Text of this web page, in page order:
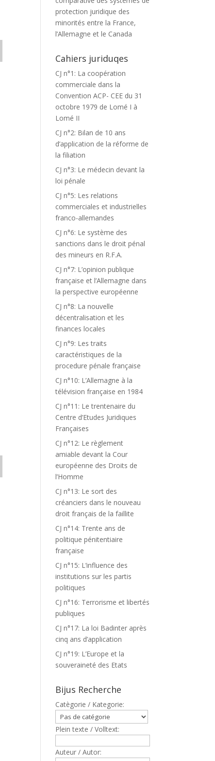
protection juridique des
minorités entre la France,
l’Allemagne et le Canada
Cahiers juriduqes
CJ n°1: La coopération
commerciale dans la
Convention ACP- CEE du 31
octobre 1979 de Lomé I à
Lomé II
CJ n°2: Bilan de 10 ans
d’application de la réforme de
la filiation
CJ n°3: Le médecin devant la
loi pénale
CJ n°5: Les relations
commerciales et industrielles
franco-allemandes
CJ n°6: Le système des
sanctions dans le droit pénal
des mineurs en R.F.A.
CJ n°7: L’opinion publique
française et l’Allemagne dans
la perspective européenne
CJ n°8: La nouvelle
décentralisation et les
finances locales
CJ n°9: Les traits
caractéristiques de la
procedure pénale française
CJ n°10: L’Allemagne à la
télévision française en 1984
CJ n°11: Le trentenaire du
Centre d’Etudes Juridiques
Françaises
CJ n°12: Le règlement
amiable devant la Cour
européenne des Droits de
l’Homme
CJ n°13: Le sort des
créanciers dans le nouveau
droit français de la faillite
CJ n°14: Trente ans de
politique pénitentiaire
française
CJ n°15: L’influence des
institutions sur les partis
politiques
CJ n°16: Terrorisme et libertés
publiques
CJ n°17: La loi Badinter après
cinq ans d’application
CJ n°19: L’Europe et la
souveraineté des Etats
Bijus Recherche
Catègorie / Kategorie:
Plein texte / Volltext:
Auteur / Autor: